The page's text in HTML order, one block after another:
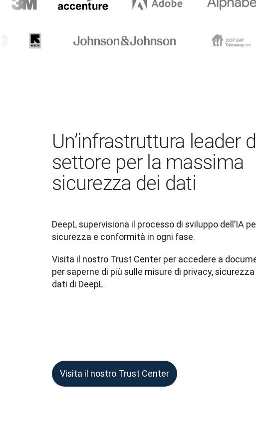
Un’infrastruttura leader
settore per la massima
sicurezza dei dati
DeepL supervisiona il processo di sviluppo dell’IA
sicurezza e conformità in ogni fase.
Visita il nostro Trust Center per accedere a
per saperne di più sulle misure di privacy,
dati di DeepL.
Visita il nostro Trust Center